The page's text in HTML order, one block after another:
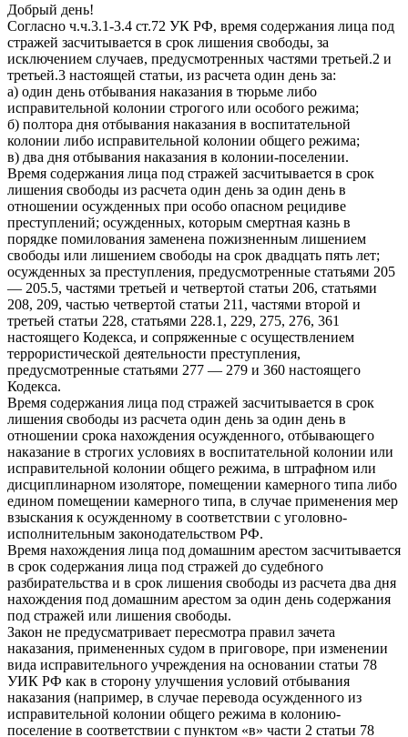
Добрый день!
Согласно ч.ч.3.1-3.4 ст.72 УК РФ, время содержания лица под
стражей засчитывается в срок лишения свободы, за
исключением случаев, предусмотренных частями третьей.2 и
третьей.3 настоящей статьи, из расчета один день за:
а) один день отбывания наказания в тюрьме либо
исправительной колонии строгого или особого режима;
б) полтора дня отбывания наказания в воспитательной
колонии либо исправительной колонии общего режима;
в) два дня отбывания наказания в колонии-поселении.
Время содержания лица под стражей засчитывается в срок
лишения свободы из расчета один день за один день в
отношении осужденных при особо опасном рецидиве
преступлений; осужденных, которым смертная казнь в
порядке помилования заменена пожизненным лишением
свободы или лишением свободы на срок двадцать пять лет;
осужденных за преступления, предусмотренные статьями 205
— 205.5, частями третьей и четвертой статьи 206, статьями
208, 209, частью четвертой статьи 211, частями второй и
третьей статьи 228, статьями 228.1, 229, 275, 276, 361
настоящего Кодекса, и сопряженные с осуществлением
террористической деятельности преступления,
предусмотренные статьями 277 — 279 и 360 настоящего
Кодекса.
Время содержания лица под стражей засчитывается в срок
лишения свободы из расчета один день за один день в
отношении срока нахождения осужденного, отбывающего
наказание в строгих условиях в воспитательной колонии или
исправительной колонии общего режима, в штрафном или
дисциплинарном изоляторе, помещении камерного типа либо
едином помещении камерного типа, в случае применения мер
взыскания к осужденному в соответствии с уголовно-
исполнительным законодательством РФ.
Время нахождения лица под домашним арестом засчитывается
в срок содержания лица под стражей до судебного
разбирательства и в срок лишения свободы из расчета два дня
нахождения под домашним арестом за один день содержания
под стражей или лишения свободы.
Закон не предусматривает пересмотра правил зачета
наказания, примененных судом в приговоре, при изменении
вида исправительного учреждения на основании статьи 78
УИК РФ как в сторону улучшения условий отбывания
наказания (например, в случае перевода осужденного из
исправительной колонии общего режима в колонию-
поселение в соответствии с пунктом «в» части 2 статьи 78